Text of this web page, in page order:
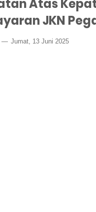
Atas
JKN
Jumat, 13 Juni 2025